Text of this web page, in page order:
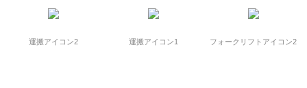
運搬アイコン2 運搬アイコン1 フォークリフトアイコン2